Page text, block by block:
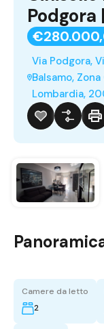
Podgora
Via Podgora,
Balsamo,
Lombardia,
Camere da letto
2